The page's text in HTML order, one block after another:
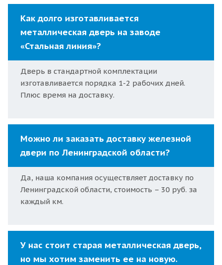
Как долго изготавливается
металлическая дверь на заводе
«Стальная линия»?
Дверь в стандартной комплектации
изготавливается порядка 1-2 рабочих дней.
Плюс время на доставку.
Можно ли заказать доставку железной
двери по Ленинградской области?
Да, наша компания осуществляет доставку по
Ленинградской области, стоимость – 30 руб. за
каждый км.
У нас стоит старая металлическая дверь,
но мы хотим заменить ее на новую.